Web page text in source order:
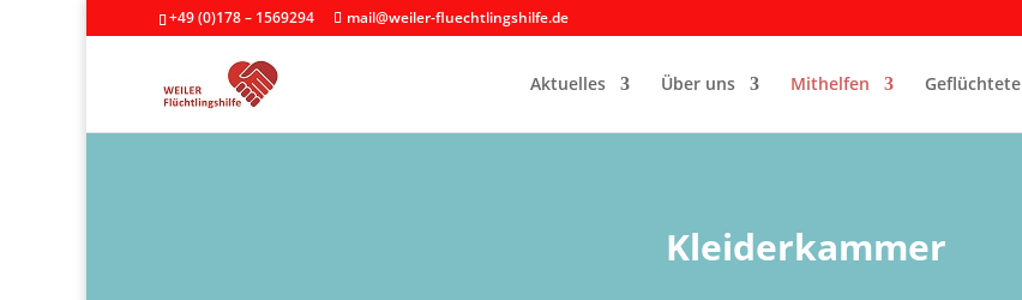
+49 (0)178 – 1569294 mail@weiler-fluechtlingshilfe.de
Aktuelles Über uns Mithelfen Geflüchtete
Kleiderkammer